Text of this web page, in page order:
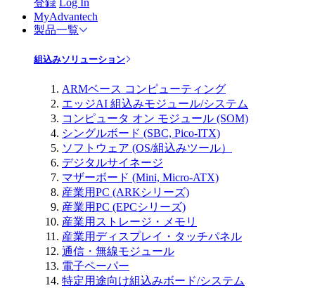
登録 Log In
MyAdvantech
製品一覧
組込みソリューション
ARMベース コンピューティング
エッジAI 組込みモジュール/システム
コンピュータ オン モジュール (SOM)
シングルボード (SBC, Pico-ITX)
ソフトウェア (OS/組込みツール）
デジタルサイネージ
マザーボード (Mini, Micro-ATX)
産業用PC (ARKシリーズ)
産業用PC (EPCシリーズ)
産業用ストレージ・メモリ
産業用ディスプレイ・タッチパネル
通信・無線モジュール
電子ペーパー
特定用途向け組込みボード/システム